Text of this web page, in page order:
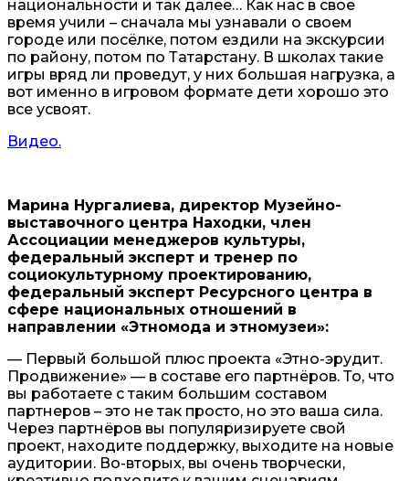
национальности и так далее… Как нас в свое
время учили – сначала мы узнавали о своем
городе или посёлке, потом ездили на экскурсии
по району, потом по Татарстану. В школах такие
игры вряд ли проведут, у них большая нагрузка, а
вот именно в игровом формате дети хорошо это
все усвоят.
Видео.
Марина Нургалиева, директор Музейно-
выставочного центра Находки, член
Ассоциации менеджеров культуры,
федеральный эксперт и тренер по
социокультурному проектированию,
федеральный эксперт Ресурсного центра в
сфере национальных отношений в
направлении «Этномода и этномузеи»:
— Первый большой плюс проекта «Этно-эрудит.
Продвижение» — в составе его партнёров. То, что
вы работаете с таким большим составом
партнеров – это не так просто, но это ваша сила.
Через партнёров вы популяризируете свой
проект, находите поддержку, выходите на новые
аудитории. Во-вторых, вы очень творчески,